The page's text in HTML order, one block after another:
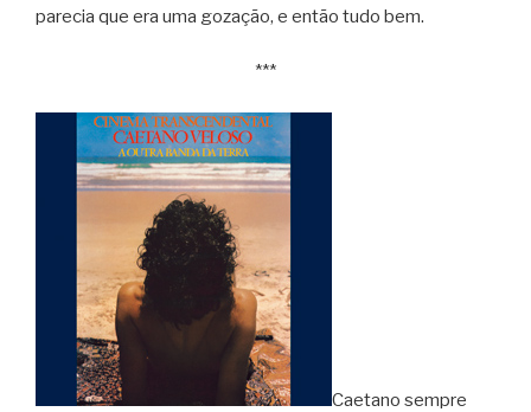
parecia que era uma gozação, e então tudo bem.
***
Caetano sempre